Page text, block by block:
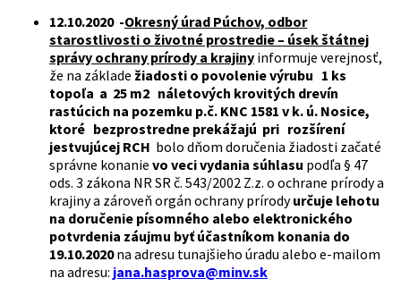
12.10.2020 -Okresný úrad Púchov, odbor
starostlivosti o životné prostredie – úsek štátnej
správy ochrany prírody a krajiny informuje verejnosť,
že na základe žiadosti o povolenie výrubu 1 ks
topoľa a 25 m2 náletových krovitých drevín
rastúcich na pozemku p.č. KNC 1581 v k. ú. Nosice,
ktoré bezprostredne prekážajú pri rozšírení
jestvujúcej RCH bolo dňom doručenia žiadosti začaté
správne konanie vo veci vydania súhlasu podľa § 47
ods. 3 zákona NR SR č. 543/2002 Z.z. o ochrane prírody a
krajiny a zároveň orgán ochrany prírodyurčuje lehotu
na doručenie písomného alebo elektronického
potvrdenia záujmu byť účastníkom konania do
19.10.2020na adresu tunajšieho úradu alebo e-mailom
na adresu: jana.hasprova@minv.sk